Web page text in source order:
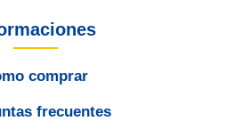
comprar
frecuentes